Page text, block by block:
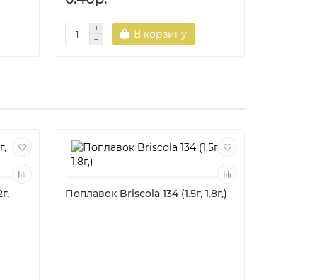
В корзину
Поплавок Briscola 134 (1.5г, 1.8г,)